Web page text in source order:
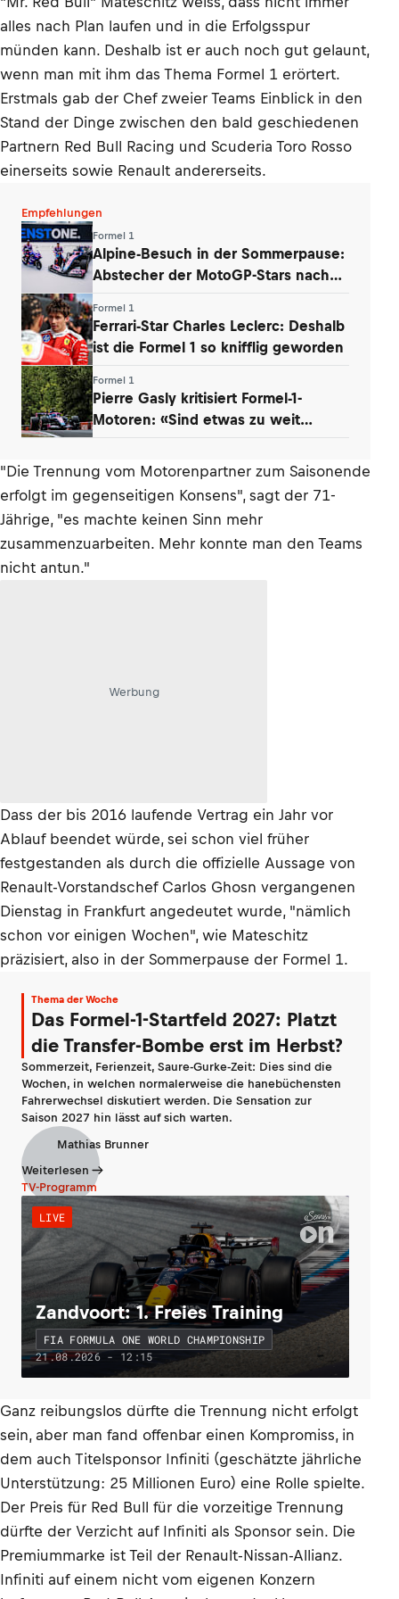
alles nach Plan laufen und in die Erfolgsspur
münden kann. Deshalb ist er auch noch gut gelaunt,
wenn man mit ihm das Thema Formel 1 erörtert.
Erstmals gab der Chef zweier Teams Einblick in den
Stand der Dinge zwischen den bald geschiedenen
Partnern Red Bull Racing und Scuderia Toro Rosso
einerseits sowie Renault andererseits.
Empfehlungen
Formel 1
Alpine-Besuch in der Sommerpause:
Abstecher der MotoGP-Stars nach
Formel 1
Ferrari-Star Charles Leclerc: Deshalb
ist die Formel 1 so knifflig geworden
Formel 1
Pierre Gasly kritisiert Formel-1-
Motoren: «Sind etwas zu weit
"Die Trennung vom Motorenpartner zum Saisonende
erfolgt im gegenseitigen Konsens", sagt der 71-
Jährige, "es machte keinen Sinn mehr
zusammenzuarbeiten. Mehr konnte man den Teams
nicht antun."
Werbung
Dass der bis 2016 laufende Vertrag ein Jahr vor
Ablauf beendet würde, sei schon viel früher
festgestanden als durch die offizielle Aussage von
Renault-Vorstandschef Carlos Ghosn vergangenen
Dienstag in Frankfurt angedeutet wurde, "nämlich
schon vor einigen Wochen", wie Mateschitz
präzisiert, also in der Sommerpause der Formel 1.
Thema der Woche
Das Formel-1-Startfeld 2027: Platzt
die Transfer-Bombe erst im Herbst?
Sommerzeit, Ferienzeit, Saure-Gurke-Zeit: Dies sind die
Wochen, in welchen normalerweise die hanebüchensten
Fahrerwechsel diskutiert werden. Die Sensation zur
Saison 2027 hin lässt auf sich warten.
Mathias Brunner
Weiterlesen
TV-Programm
LIVE
Zandvoort: 1. Freies Training
FIA FORMULA ONE WORLD CHAMPIONSHIP
21.08.2026 - 12:15
Ganz reibungslos dürfte die Trennung nicht erfolgt
sein, aber man fand offenbar einen Kompromiss, in
dem auch Titelsponsor Infiniti (geschätzte jährliche
Unterstützung: 25 Millionen Euro) eine Rolle spielte.
Der Preis für Red Bull für die vorzeitige Trennung
dürfte der Verzicht auf Infiniti als Sponsor sein. Die
Premiummarke ist Teil der Renault-Nissan-Allianz.
Infiniti auf einem nicht vom eigenen Konzern